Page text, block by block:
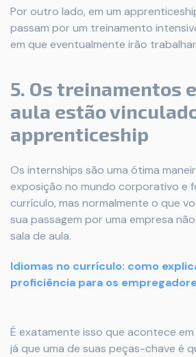
Por outro lado, em um
passam por um treinamento
em que eventualmente irão
5. Os treinamentos
aula estão
apprenticeship
Os internships são uma ótima
exposição no mundo corporativo e
currículo, mas normalmente o que
sua passagem por uma empresa
sala de aula.
Idiomas no currículo: como
proficiência para os
É exatamente isso que acontece
já que uma de suas peças-chave é